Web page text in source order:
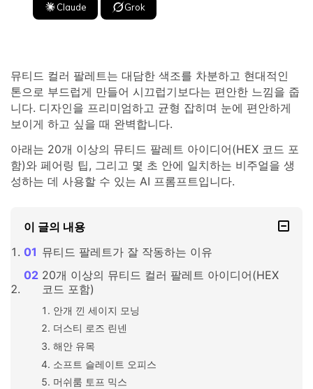
Claude Grok
뮤티드 컬러 팔레트는 대담한 색조를 차분하고 현대적인
톤으로 부드럽게 만들어 시끄럽기보다는 편안한 느낌을 줍
니다. 디자인을 프리미엄하고 균형 잡히며 눈에 편안하게
보이게 하고 싶을 때 완벽합니다.
아래는 20개 이상의 뮤티드 팔레트 아이디어(HEX 코드 포
함)와 페어링 팁, 그리고 몇 초 안에 일치하는 비주얼을 생
성하는 데 사용할 수 있는 AI 프롬프트입니다.
이 글의 내용
뮤티드 팔레트가 잘 작동하는 이유
20개 이상의 뮤티드 컬러 팔레트 아이디어(HEX
코드 포함)
안개 낀 세이지 모닝
더스티 로즈 린넨
해안 유목
소프트 슬레이트 오피스
머쉬룸 토프 믹스